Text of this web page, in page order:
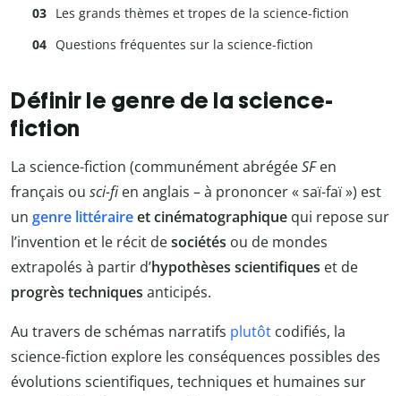
Les grands thèmes et tropes de la science-fiction
Questions fréquentes sur la science-fiction
Définir le genre de la science-
fiction
La science-fiction (communément abrégéeSFen
français ou sci-fi en anglais – à prononcer « saï-faï ») est
un genre littéraireet cinématographique qui repose sur
l’invention et le récit desociétés ou de mondes
extrapolés à partir d’hypothèses scientifiques et de
progrès techniques anticipés.
Au travers de schémas narratifs plutôt codifiés, la
science-fiction explore les conséquences possibles des
évolutions scientifiques, techniques et humaines sur